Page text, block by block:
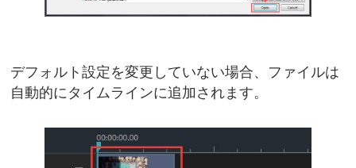
デフォルト設定を変更していない場合、ファイルは
自動的にタイムラインに追加されます。